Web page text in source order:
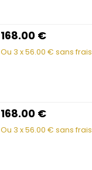
168.00€
Ou 3 x56.00 € sans frais
168.00€
Ou 3 x56.00 € sans frais